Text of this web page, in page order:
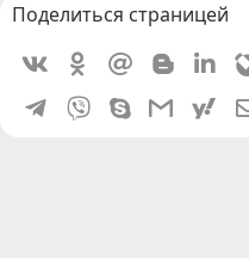
Поделиться страницей
VkontakteOdnoklassniki
Mail.ru Blogger
Telegram
Viber SkypeGmail